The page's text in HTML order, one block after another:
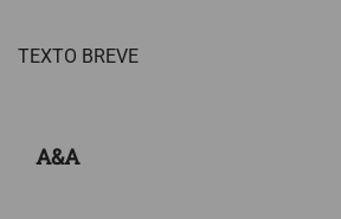
TEXTO BREVE
A&A